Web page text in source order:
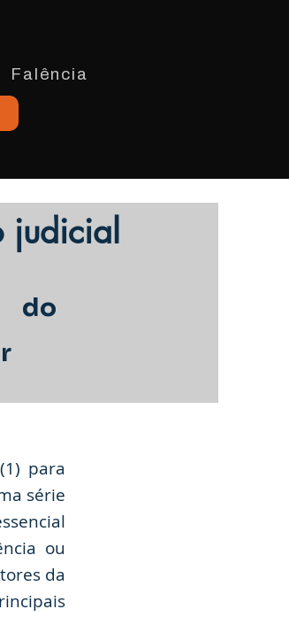
Falência
judicial
do
para
série
ou
da